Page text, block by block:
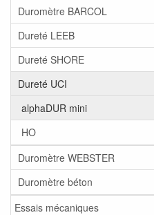
Duromètre BARCOL
Dureté LEEB
Dureté SHORE
Dureté UCI
alphaDUR mini
HO
Duromètre WEBSTER
Duromètre béton
Essais mécaniques